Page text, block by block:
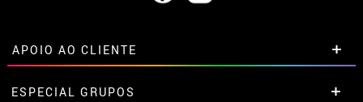
APOIO AO CLIENTE
• Sobre nós
ESPECIAL GRUPOS